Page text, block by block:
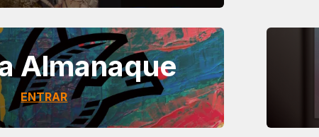
Almanaque
ENTRAR